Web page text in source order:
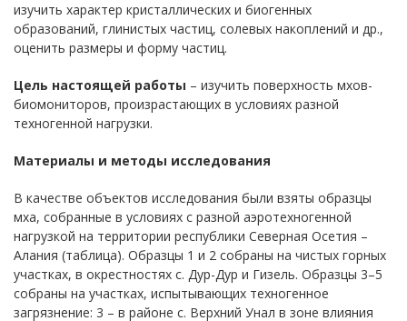
изучить характер кристаллических и биогенных
образований, глинистых частиц, солевых накоплений и др.,
оценить размеры и форму частиц.
Цель настоящей работы – изучить поверхность мхов-
биомониторов, произрастающих в условиях разной
техногенной нагрузки.
Материалы и методы исследования
В качестве объектов исследования были взяты образцы
мха, собранные в условиях с разной аэротехногенной
нагрузкой на территории республики Северная Осетия –
Алания (таблица). Образцы 1 и 2 собраны на чистых горных
участках, в окрестностях с. Дур-Дур и Гизель. Образцы 3–5
собраны на участках, испытывающих техногенное
загрязнение: 3 – в районе с. Верхний Унал в зоне влияния